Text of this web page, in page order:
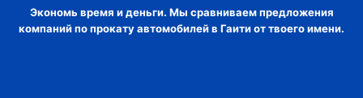
Экономь время и деньги. Мы сравниваем предложения
компаний по прокату автомобилей в Гаити от твоего имени.